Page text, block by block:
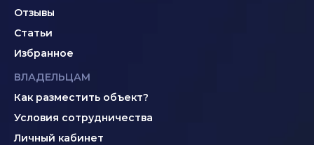
Отзывы
Статьи
Избранное
ВЛАДЕЛЬЦАМ
Как разместить объект?
Условия сотрудничества
Личный кабинет